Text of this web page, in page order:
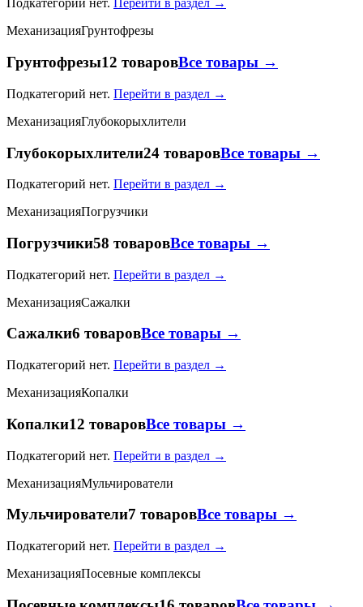
Подкатегорий нет. Перейти в раздел →
МеханизацияГрунтофрезы
Грунтофрезы12 товаровВсе товары →
Подкатегорий нет. Перейти в раздел →
МеханизацияГлубокорыхлители
Глубокорыхлители24 товаровВсе товары →
Подкатегорий нет. Перейти в раздел →
МеханизацияПогрузчики
Погрузчики58 товаровВсе товары →
Подкатегорий нет. Перейти в раздел →
МеханизацияСажалки
Сажалки6 товаровВсе товары →
Подкатегорий нет. Перейти в раздел →
МеханизацияКопалки
Копалки12 товаровВсе товары →
Подкатегорий нет. Перейти в раздел →
МеханизацияМульчирователи
Мульчирователи7 товаровВсе товары →
Подкатегорий нет. Перейти в раздел →
МеханизацияПосевные комплексы